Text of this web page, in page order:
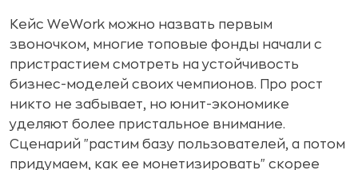
Кейс WeWork можно назвать первым
звоночком, многие топовые фонды начали с
пристрастием смотреть на устойчивость
бизнес-моделей своих чемпионов. Про рост
никто не забывает, но юнит-экономике
уделяют более пристальное внимание.
Сценарий "растим базу пользователей, а потом
придумаем, как ее монетизировать" скорее